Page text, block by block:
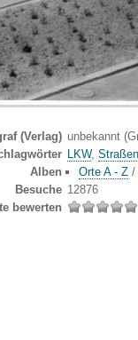
(Verlag) unbekannt
LKW,
Alben
Orte A - Z/
Besuche 12876
bewerten